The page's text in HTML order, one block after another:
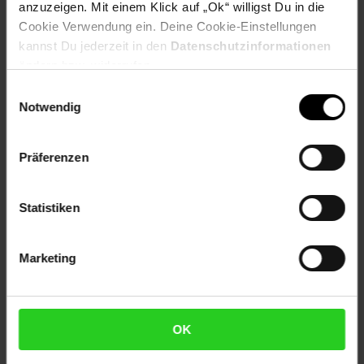
anzuzeigen. Mit einem Klick auf „Ok“ willigst Du in die
Cookie Verwendung ein. Deine Cookie-Einstellungen
kannst Du jederzeit in den Datenschutzinformationen
Notwendig
Präferenzen
Statistiken
Marketing
OK
Herstellerinformationen
Karriere